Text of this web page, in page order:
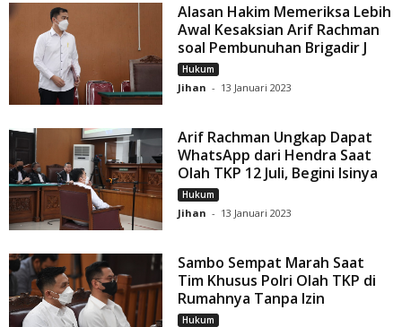
Alasan Hakim Memeriksa Lebih
Awal Kesaksian Arif Rachman
soal Pembunuhan Brigadir J
Hukum
Jihan - 13 Januari 2023
Arif Rachman Ungkap Dapat
WhatsApp dari Hendra Saat
Olah TKP 12 Juli, Begini Isinya
Hukum
Jihan - 13 Januari 2023
Sambo Sempat Marah Saat
Tim Khusus Polri Olah TKP di
Rumahnya Tanpa Izin
Hukum